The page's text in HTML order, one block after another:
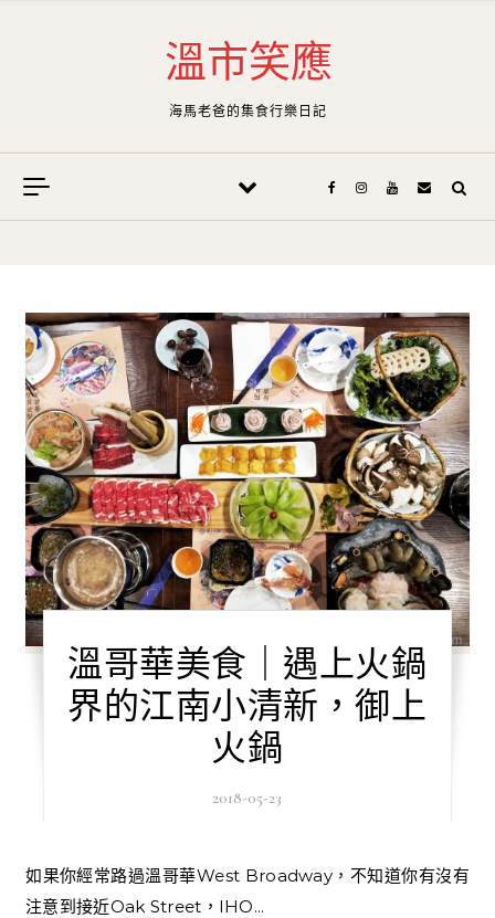
溫市笑應
海馬老爸的集食行樂日記
溫哥華美食｜遇上火鍋
界的江南小清新，御上
火鍋
2018-05-23
如果你經常路過溫哥華West Broadway，不知道你有沒有
注意到接近Oak Street，IHO...